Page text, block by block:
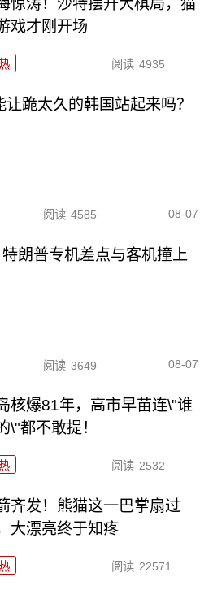
惊涛！沙特摆开大棋局，猫
戏才刚开场
阅读 4935
跪太久的韩国站起来吗？
阅读 4585 08-07
朗普专机差点与客机撞上
阅读 3649 08-07
核爆81年，高市早苗连\"谁
\"都不敢提！
阅读 2532
齐发！熊猫这一巴掌扇过
大漂亮终于知疼
阅读 22571